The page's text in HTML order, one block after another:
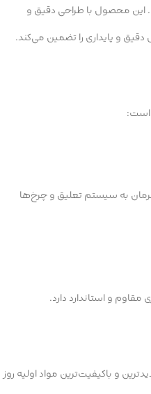
محصول با طراحی دقیق و
دقیق و پایداری را تضمین می‌کند.
است:
به سیستم تعلیق و چرخ‌ها
و استاندارد دارد.
و باکیفیت‌ترین مواد اولیه روز